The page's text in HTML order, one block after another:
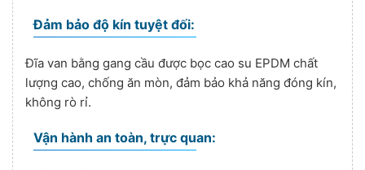
Đảm bảo độ kín tuyệt đối:
Đĩa van bằng gang cầu được bọc cao su EPDM chất
lượng cao, chống ăn mòn, đảm bảo khả năng đóng kín,
không rò rỉ.
Vận hành an toàn, trực quan: